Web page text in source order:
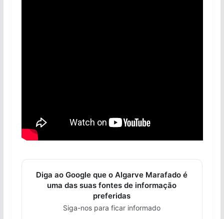
Diga ao Google que o Algarve Marafado é
uma das suas fontes de informação
preferidas
Siga-nos para ficar informado